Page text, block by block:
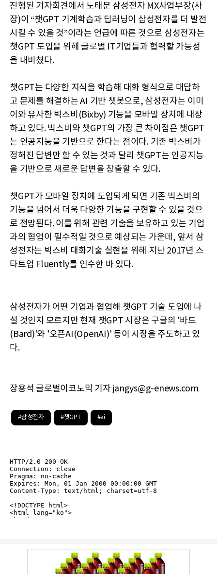
진행된 기자회견에서 노태문 삼성전자 MX사업부장(사
장)이 “챗GPT 기계학습과 딥러닝이 삼성전자를 더 발전
시킬 수 있을 것”이라는 언급에 따른 것으로 삼성전자는
챗GPT 도입을 위해 글로벌 IT기업들과 협력할 가능성
을 내비쳤다.
챗GPT는 다양한 지식을 학습해 대화 형식으로 대답하
고 문제를 해결하는 AI 기반 챗봇으로, 삼성전자는 이미
이와 유사한 빅스비(Bixby) 기능을 모바일 장치에 내장
하고 있다. 빅스비와 챗GPT의 가장 큰 차이점은 챗GPT
는 인공지능을 기반으로 한다는 점이다. 기존 빅스비가
정해진 답변만 할 수 있는 것과 달리 챗GPT는 인공지능
을 기반으로 새로운 답변을 창출할 수 있다.
챗GPT가 모바일 장치에 도입되게 되면 기존 빅스비의
기능을 넘어서 더욱 다양한 기능을 구현할 수 있을 것으
로 전망된다. 이를 위해 관련 기술을 보유하고 있는 기업
과의 협업이 필수적일 것으로 예상되는 가운데, 앞서 삼
성전자는 빅스비 대화기술 실현을 위해 지난 2017년 스
타트업 Fluently를 인수한 바 있다.
삼성전자가 어떤 기업과 협업해 챗GPT 기술 도입에 나
설 것인지 모르지만 현재 챗GPT 시장은 구글의 '바드
(Bard)'와 '오픈AI(OpenAI)' 등이 시장을 주도하고 있
다.
장용석 글로벌이코노믹 기자 jangys@g-enews.com
#삼성전자 #챗GPT #ai